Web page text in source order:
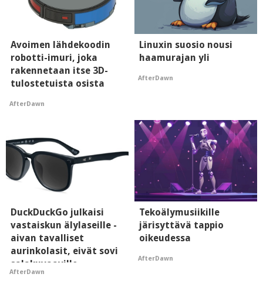
Avoimen lähdekoodin
robotti-imuri, joka
rakennetaan itse 3D-
tulostetuista osista
AfterDawn
Linuxin suosio nousi
haamurajan yli
AfterDawn
DuckDuckGo julkaisi
vastaiskun älylaseille -
aivan tavalliset
aurinkolasit, eivät sovi
salakuvaaville
hyypiöille
AfterDawn
Tekoälymusiikille
järisyttävä tappio
oikeudessa
AfterDawn